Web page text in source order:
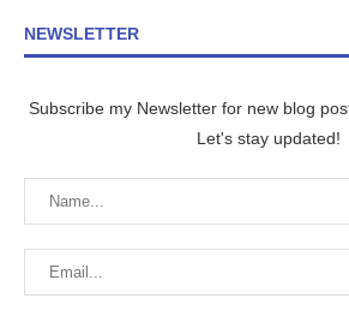
NEWSLETTER
Subscribe my Newsletter for new blog
Let's stay updated!